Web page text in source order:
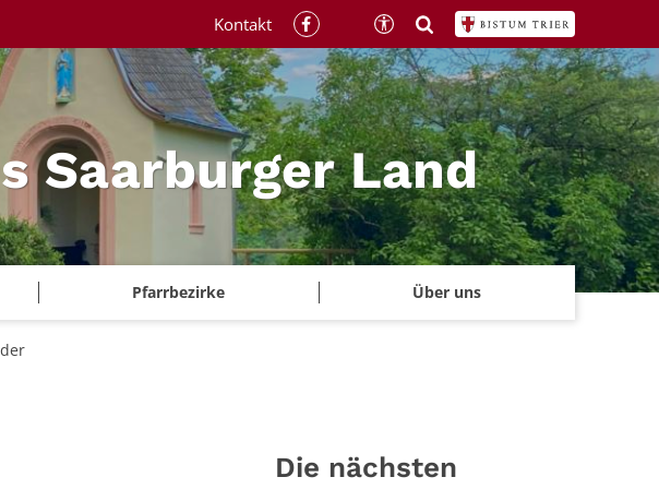
Saarburger Land
Pfarrbezirke Über uns
Kontakt
Die nächsten